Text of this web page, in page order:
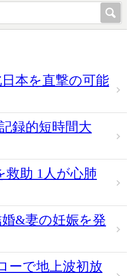
本を直撃の可能
録的短時間大
救助 1人が心肺
&妻の妊娠を発
ーで地上波初放